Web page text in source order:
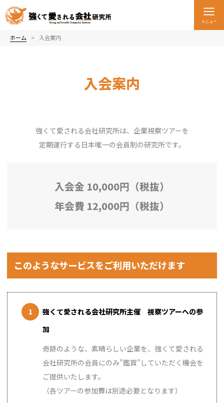
容
メニュー
ホーム 入会案内
入会案内
強くて愛される会社研究所は、企業視察ツアーを
定期運行する日本唯一の会員制の研究所です。
入会金 10,000円（税抜）
年会費 12,000円（税抜）
このようなサービスをご利用いただけます
強くて愛される会社研究所主催 視察ツアーへの参
加
奇跡のような、素晴らしい企業を、強くて愛される
会社研究所の会員にのみ”鑑賞”していただく機会を
ご提供いたします。
（各ツアーの参加費は別途必要となります）